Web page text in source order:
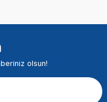
olsun!